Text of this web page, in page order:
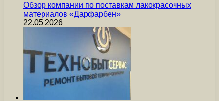
Обзор компании по поставкам лакокрасочных
материалов «Дарфарбен»
22.05.2026